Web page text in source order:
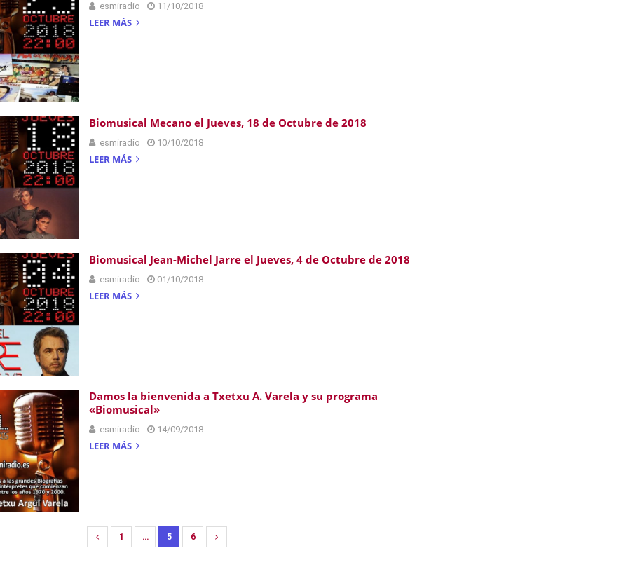
esmiradio 11/10/2018
LEER MÁS
Biomusical Mecano el Jueves, 18 de Octubre de 2018
esmiradio 10/10/2018
LEER MÁS
Biomusical Jean-Michel Jarre el Jueves, 4 de Octubre de 2018
esmiradio 01/10/2018
LEER MÁS
Damos la bienvenida a Txetxu A. Varela y su programa
«Biomusical»
esmiradio 14/09/2018
LEER MÁS
1 … 5 6